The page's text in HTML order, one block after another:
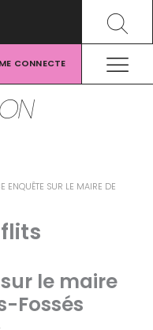
CONNECTE
ENQUÊTE SUR LE MAIRE DE
le maire
Fossés